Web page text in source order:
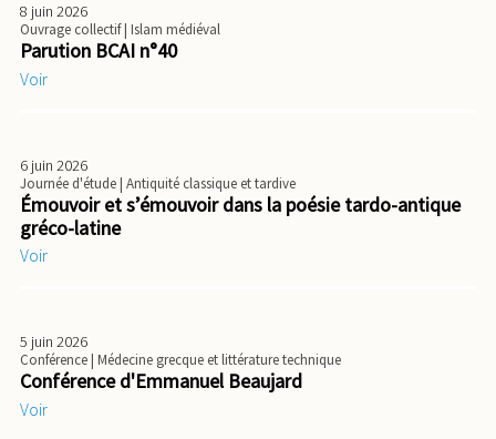
8 juin 2026
Ouvrage collectif| Islam médiéval
Parution BCAI n°40
Voir
6 juin 2026
Journée d'étude| Antiquité classique et tardive
Émouvoir et s’émouvoir dans la poésie tardo-antique
gréco-latine
Voir
5 juin 2026
Conférence| Médecine grecque et littérature technique
Conférence d'Emmanuel Beaujard
Voir